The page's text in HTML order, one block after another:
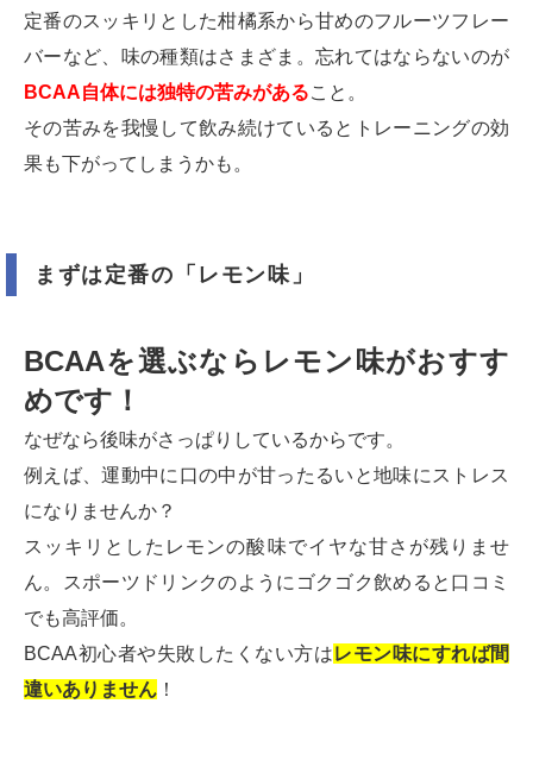
定番のスッキリとした柑橘系から甘めのフルーツフレー
バーなど、味の種類はさまざま。忘れてはならないのが
BCAA自体には独特の苦みがあること。
その苦みを我慢して飲み続けているとトレーニングの効
果も下がってしまうかも。
まずは定番の「レモン味」
BCAAを選ぶならレモン味がおすす
めです！
なぜなら後味がさっぱりしているからです。
例えば、運動中に口の中が甘ったるいと地味にストレス
になりませんか？
スッキリとしたレモンの酸味でイヤな甘さが残りませ
ん。スポーツドリンクのようにゴクゴク飲めると口コミ
でも高評価。
BCAA初心者や失敗したくない方はレモン味にすれば間
違いありません ！